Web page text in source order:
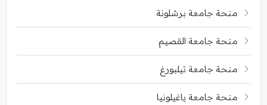
منحة جامعة برشلونة
منحة جامعة القصيم
منحة جامعة تيلبورغ
منحة جامعة ياغيلونيا